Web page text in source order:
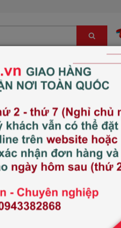
LC Hàng Nhật nội địa
Son quả trứng
Xem thêm:
Son dưỡng
Thương hiệu:
Rohto
Xuất xứ:
Nhật Bản
159.000 đ Giá thị trường
Son dưỡng môi Chulip là